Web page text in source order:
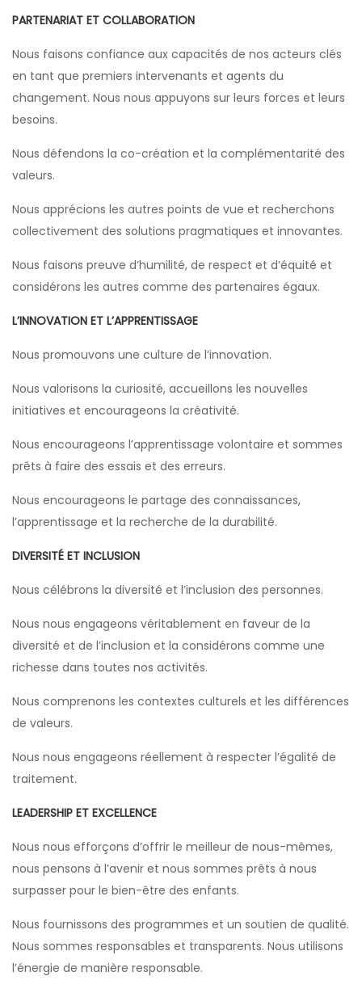
PARTENARIAT ET COLLABORATION
Nous faisons confiance aux capacités de nos acteurs clés
en tant que premiers intervenants et agents du
changement. Nous nous appuyons sur leurs forces et leurs
besoins.
Nous défendons la co-création et la complémentarité des
valeurs.
Nous apprécions les autres points de vue et recherchons
collectivement des solutions pragmatiques et innovantes.
Nous faisons preuve d’humilité, de respect et d’équité et
considérons les autres comme des partenaires égaux.
L’INNOVATION ET L’APPRENTISSAGE
Nous promouvons une culture de l’innovation.
Nous valorisons la curiosité, accueillons les nouvelles
initiatives et encourageons la créativité.
Nous encourageons l’apprentissage volontaire et sommes
prêts à faire des essais et des erreurs.
Nous encourageons le partage des connaissances,
l’apprentissage et la recherche de la durabilité.
DIVERSITÉ ET INCLUSION
Nous célébrons la diversité et l’inclusion des personnes.
Nous nous engageons véritablement en faveur de la
diversité et de l’inclusion et la considérons comme une
richesse dans toutes nos activités.
Nous comprenons les contextes culturels et les différences
de valeurs.
Nous nous engageons réellement à respecter l’égalité de
traitement.
LEADERSHIP ET EXCELLENCE
Nous nous efforçons d’offrir le meilleur de nous-mêmes,
nous pensons à l’avenir et nous sommes prêts à nous
surpasser pour le bien-être des enfants.
Nous fournissons des programmes et un soutien de qualité.
Nous sommes responsables et transparents. Nous utilisons
l’énergie de manière responsable.